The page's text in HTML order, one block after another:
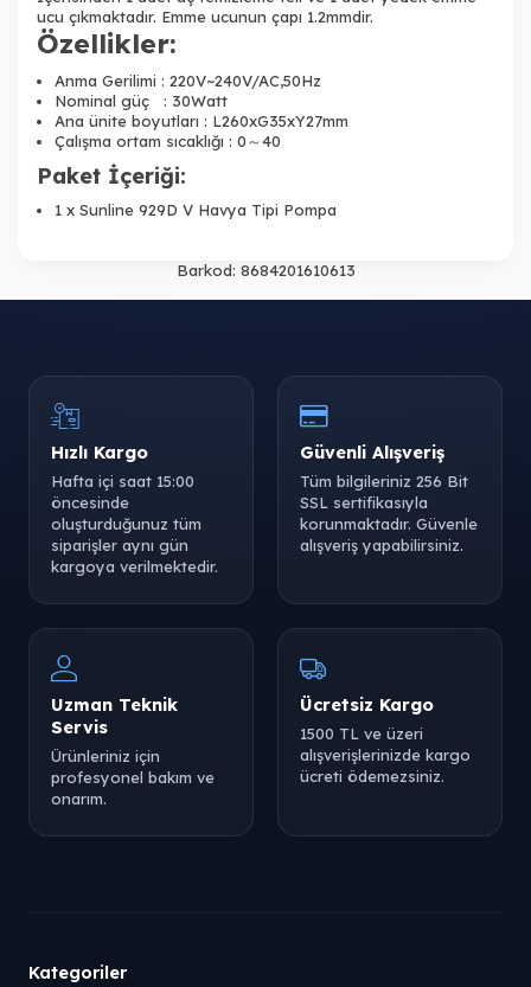
ucu çıkmaktadır. Emme ucunun çapı 1.2mmdir.
Özellikler:
Anma Gerilimi : 220V~240V/AC,50Hz
Nominal güç : 30Watt
Ana ünite boyutları : L260xG35xY27mm
Çalışma ortam sıcaklığı : 0～40
Paket İçeriği:
1 x Sunline 929D V Havya Tipi Pompa
Barkod: 8684201610613
Hızlı Kargo
Hafta içi saat 15:00
öncesinde
oluşturduğunuz tüm
siparişler aynı gün
kargoya verilmektedir.
Güvenli Alışveriş
Tüm bilgileriniz 256 Bit
SSL sertifikasıyla
korunmaktadır. Güvenle
alışveriş yapabilirsiniz.
Uzman Teknik
Servis
Ürünleriniz için
profesyonel bakım ve
onarım.
Ücretsiz Kargo
1500 TL ve üzeri
alışverişlerinizde kargo
ücreti ödemezsiniz.
Kategoriler